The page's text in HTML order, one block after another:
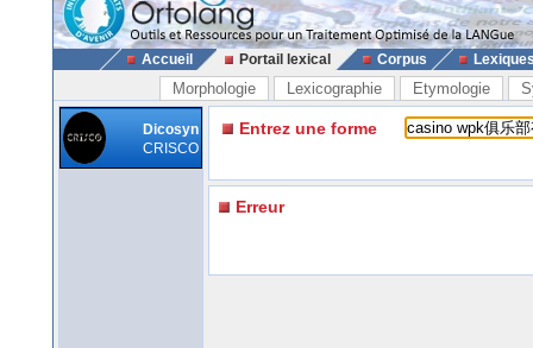
Accueil Portail lexical Corpus
Morphologie Lexicographie Etymologie
Dicosyn
CRISCO
Entrez une forme
Erreur